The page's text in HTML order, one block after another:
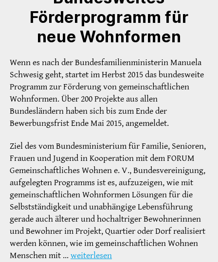
Förderprogramm für
neue Wohnformen
Wenn es nach der Bundesfamilienministerin Manuela
Schwesig geht, startet im Herbst 2015 das bundesweite
Programm zur Förderung von gemeinschaftlichen
Wohnformen. Über 200 Projekte aus allen
Bundesländern haben sich bis zum Ende der
Bewerbungsfrist Ende Mai 2015, angemeldet.
Ziel des vom Bundesministerium für Familie, Senioren,
Frauen und Jugend in Kooperation mit dem FORUM
Gemeinschaftliches Wohnen e. V., Bundesvereinigung,
aufgelegten Programms ist es, aufzuzeigen, wie mit
gemeinschaftlichen Wohnformen Lösungen für die
Selbstständigkeit und unabhängige Lebensführung
gerade auch älterer und hochaltriger Bewohnerinnen
und Bewohner im Projekt, Quartier oder Dorf realisiert
werden können, wie im gemeinschaftlichen Wohnen
Menschen mit … weiterlesen